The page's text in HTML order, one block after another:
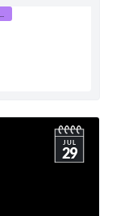
JUL
29